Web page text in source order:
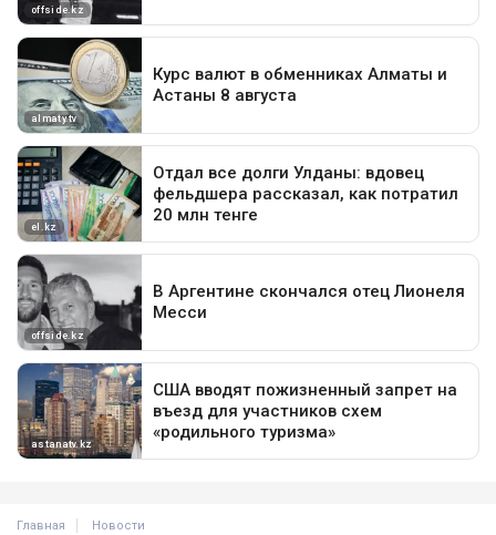
Главная Новости